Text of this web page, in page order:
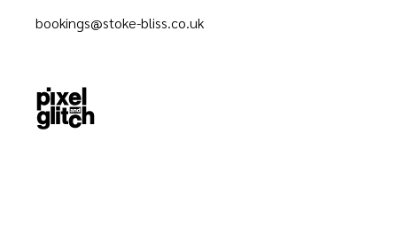
bookings@stoke-bliss.co.uk